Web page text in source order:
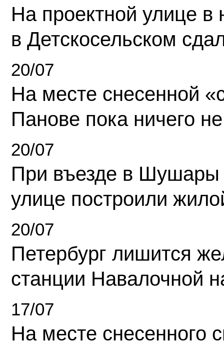
На проектной улице
в Детскосельском
20/07
На месте снесенной
Панове пока ничего
20/07
При въезде в Шушары
улице построили
20/07
Петербург лишится
станции Навалочной
17/07
На месте снесенного